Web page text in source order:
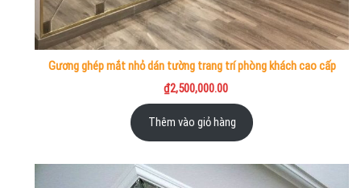
Gương ghép mắt nhỏ dán tường trang trí phòng khách cao cấp
₫2,500,000.00
Thêm vào giỏ hàng